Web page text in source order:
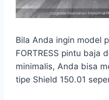
Bila Anda ingin model
FORTRESS pintu baja
minimalis, Anda bisa
tipe Shield 150.01